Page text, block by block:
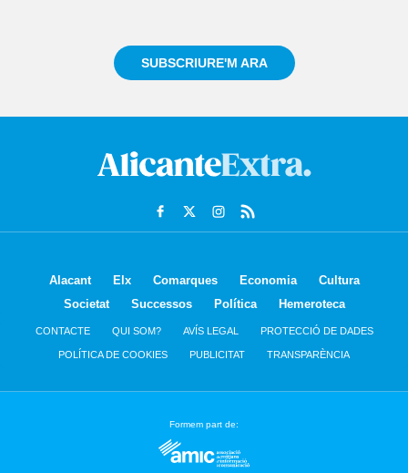
SUBSCRIURE'M ARA
Alacant Elx Comarques Economia
Cultura
Societat
Successos Política Hemeroteca
CONTACTE QUI SOM? AVÍS LEGAL PROTECCIÓ DE DADES
POLÍTICA DE COOKIES PUBLICITAT TRANSPARÈNCIA
Formem part de: